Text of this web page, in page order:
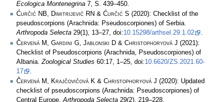
Ecologica Montenegrina 7, S. 439–450.
Ćurčić NB, Dimitrijević RN & Ćurčić S (2020): Checklist of the
pseudoscorpions (Arachnida: Pseudoscorpiones) of Serbia.
Arthropoda Selecta 29(1), 13–27, doi:10.15298/arthsel.29.1.02
.
Červená M, Gardini G, Jablonski D & Christophoryová J (2021):
Checklist of Pseudoscorpions (Arachnida, Pseudoscorpiones) of
Albania. Zoological Studies 60:17, 1–25, doi:10.6620/ZS.2021.60-
17
Červená M, Krajčovičová K & Christophoryová J (2020): Updated
checklist of pseudoscorpions (Arachnida: Pseudoscorpiones) of
Central Europe.Arthropoda Selecta 29(2), 219–228.